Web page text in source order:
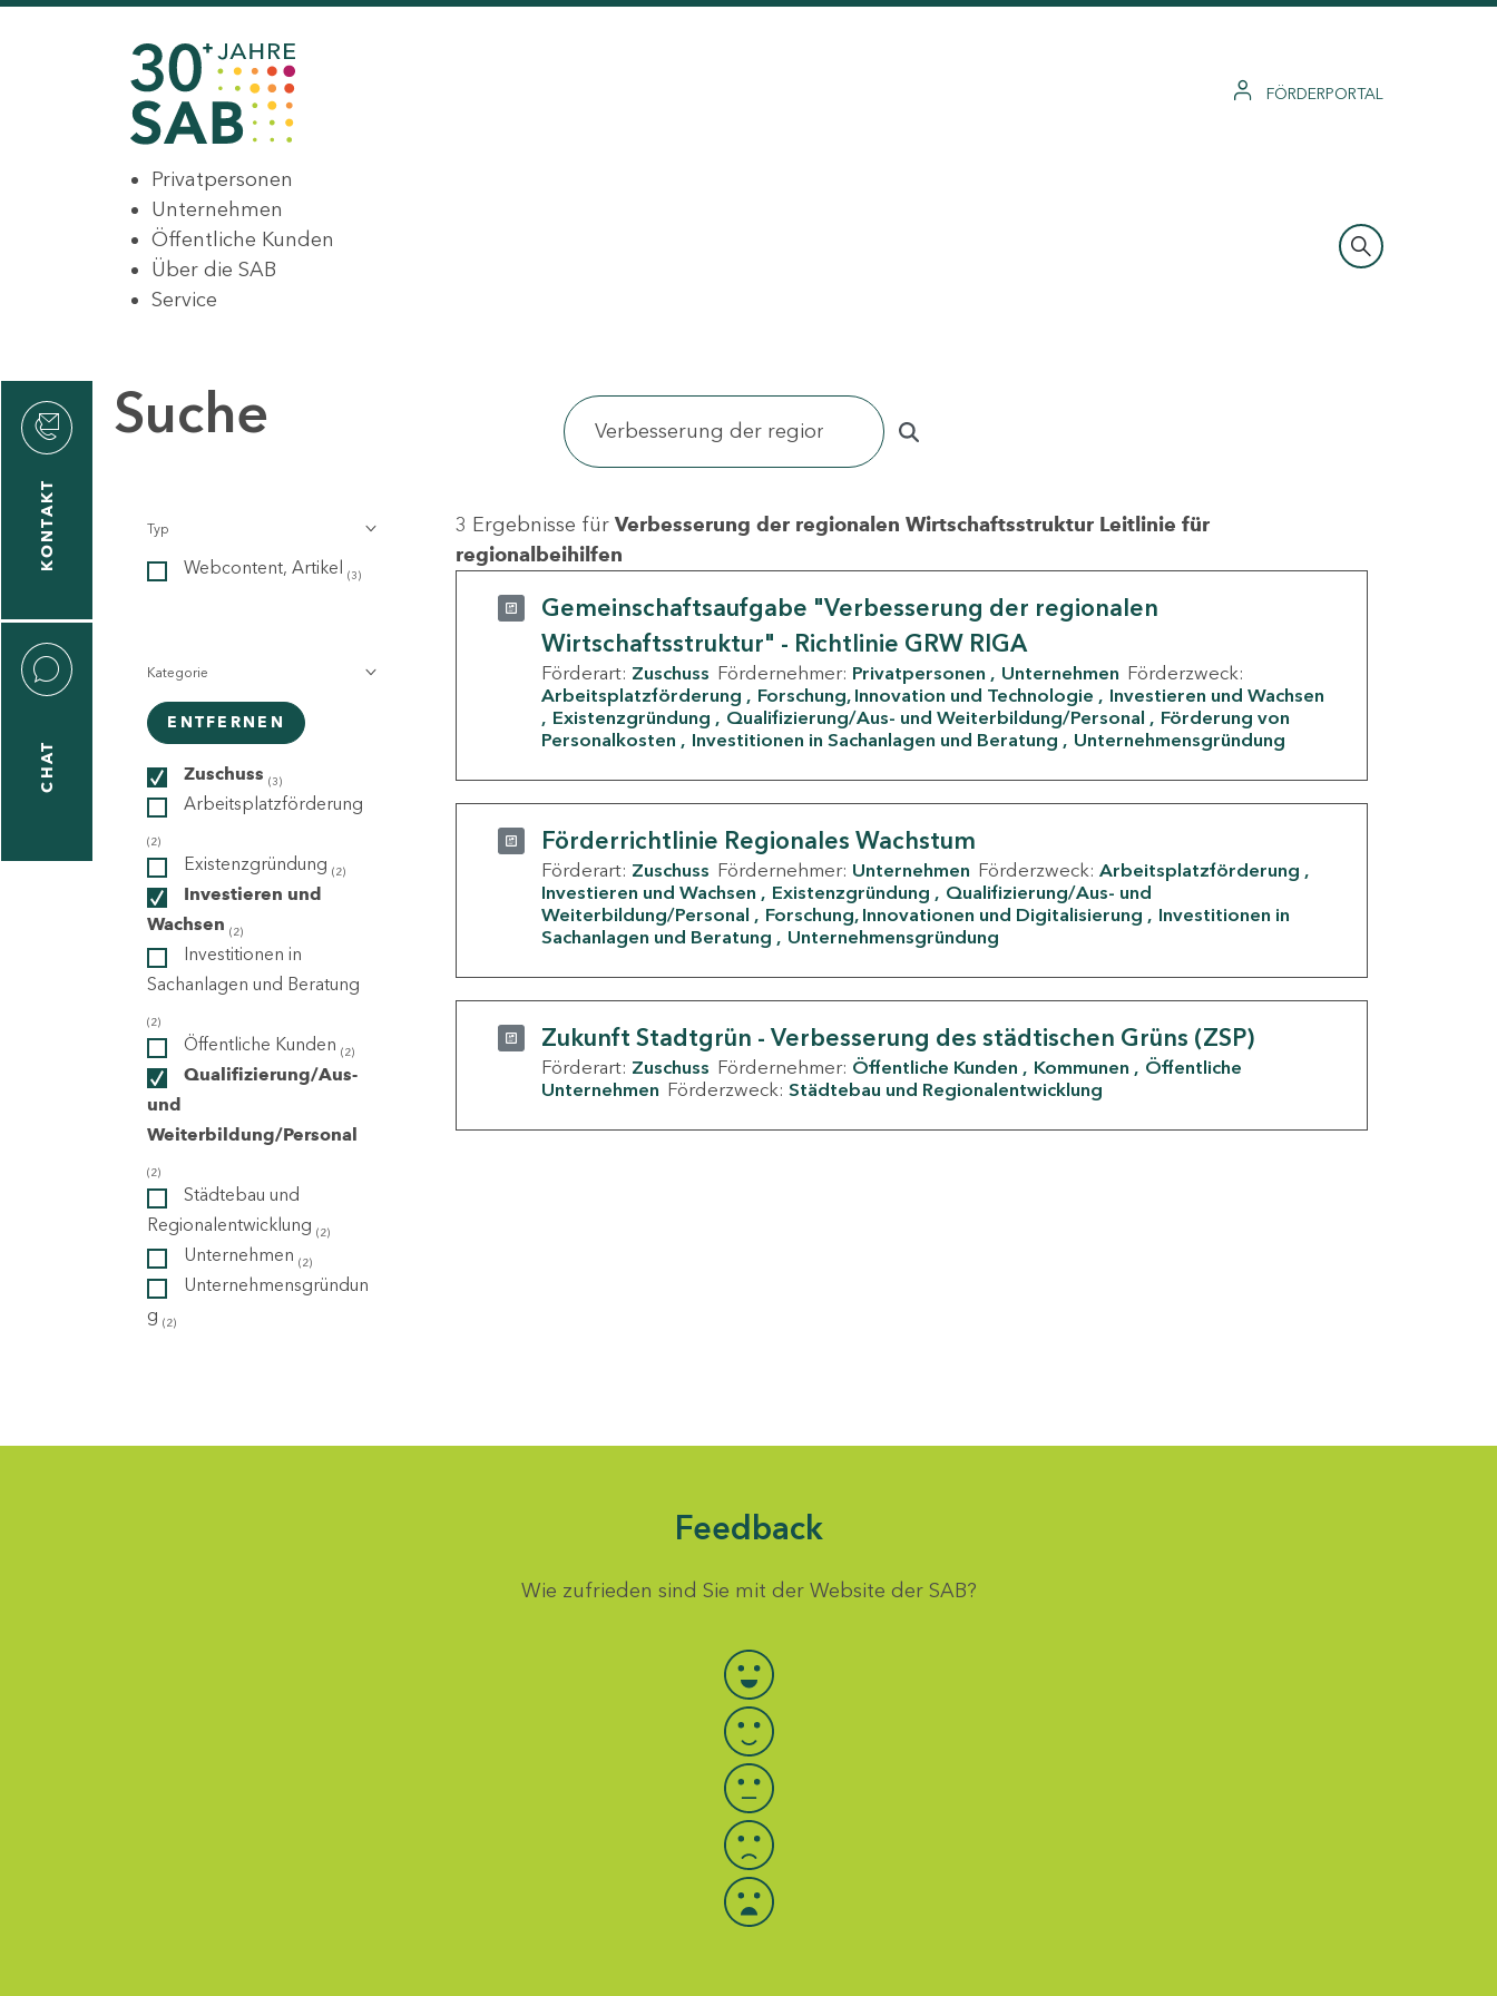
FÖRDERPORTAL
Privatpersonen
Unternehmen
Öffentliche Kunden
Über die SAB
Service
KONTAKT
CHAT
Suche
Typ
Webcontent, Artikel (3)
Kategorie
ENTFERNEN
Zuschuss (3)
Arbeitsplatzförderung
(2)
Existenzgründung (2)
Investieren und
Wachsen (2)
Investitionen in
Sachanlagen und Beratung
(2)
Öffentliche Kunden (2)
Qualifizierung/Aus-
und
Weiterbildung/Personal
(2)
Städtebau und
Regionalentwicklung (2)
Unternehmen (2)
Unternehmensgründun
g (2)
3 Ergebnisse für Verbesserung der regionalen Wirtschaftsstruktur Leitlinie für
regionalbeihilfen
Gemeinschaftsaufgabe "Verbesserung der regionalen
Wirtschaftsstruktur" - Richtlinie GRW RIGA
Förderart: Zuschuss Fördernehmer: Privatpersonen Unternehmen Förderzweck:
Arbeitsplatzförderung
Forschung, Innovation und Technologie
Investieren und Wachsen
Existenzgründung
Qualifizierung/Aus- und Weiterbildung/Personal
Förderung von
Personalkosten
Investitionen in Sachanlagen und Beratung Unternehmensgründung
Förderrichtlinie Regionales Wachstum
Förderart: Zuschuss Fördernehmer: Unternehmen Förderzweck: Arbeitsplatzförderung
Investieren und Wachsen
Existenzgründung
Qualifizierung/Aus- und
Weiterbildung/Personal
Forschung, Innovationen und Digitalisierung
Investitionen in
Sachanlagen und Beratung
Unternehmensgründung
Zukunft Stadtgrün - Verbesserung des städtischen Grüns (ZSP)
Förderart: Zuschuss Fördernehmer: Öffentliche Kunden Kommunen
Öffentliche
Unternehmen Förderzweck: Städtebau und Regionalentwicklung
Feedback
Wie zufrieden sind Sie mit der Website der SAB?
Bewertung auswählen